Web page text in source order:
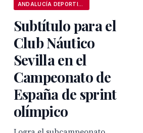
Subtítulo para el
Club Náutico
Sevilla en el
Campeonato de
España de sprint
olímpico